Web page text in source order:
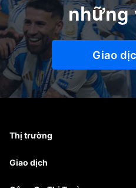
những
Giao
Thị trường
Ngoại hối
Hàng hóa
Giao dịch